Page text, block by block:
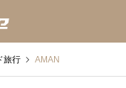
旅行 AMAN